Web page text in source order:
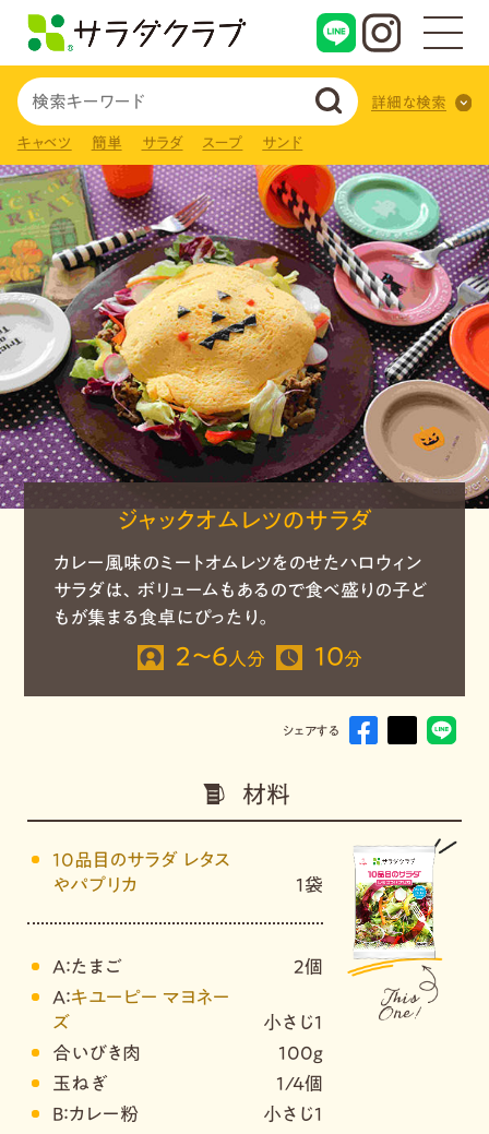
詳細な検索
キャベツ 簡単 サラダ スープ サンド
ジャックオムレツのサラダ
カレー風味のミートオムレツをのせたハロウィン
サラダは、ボリュームもあるので食べ盛りの子ど
もが集まる食卓にぴったり。
2～6 人分 10分
シェアする
材料
10品目のサラダ レタス
やパプリカ
1袋
A：たまご
2個
A：キユーピー マヨネー
ズ
小さじ1
合いびき肉
100g
玉ねぎ
1/4個
B：カレー粉
小さじ1